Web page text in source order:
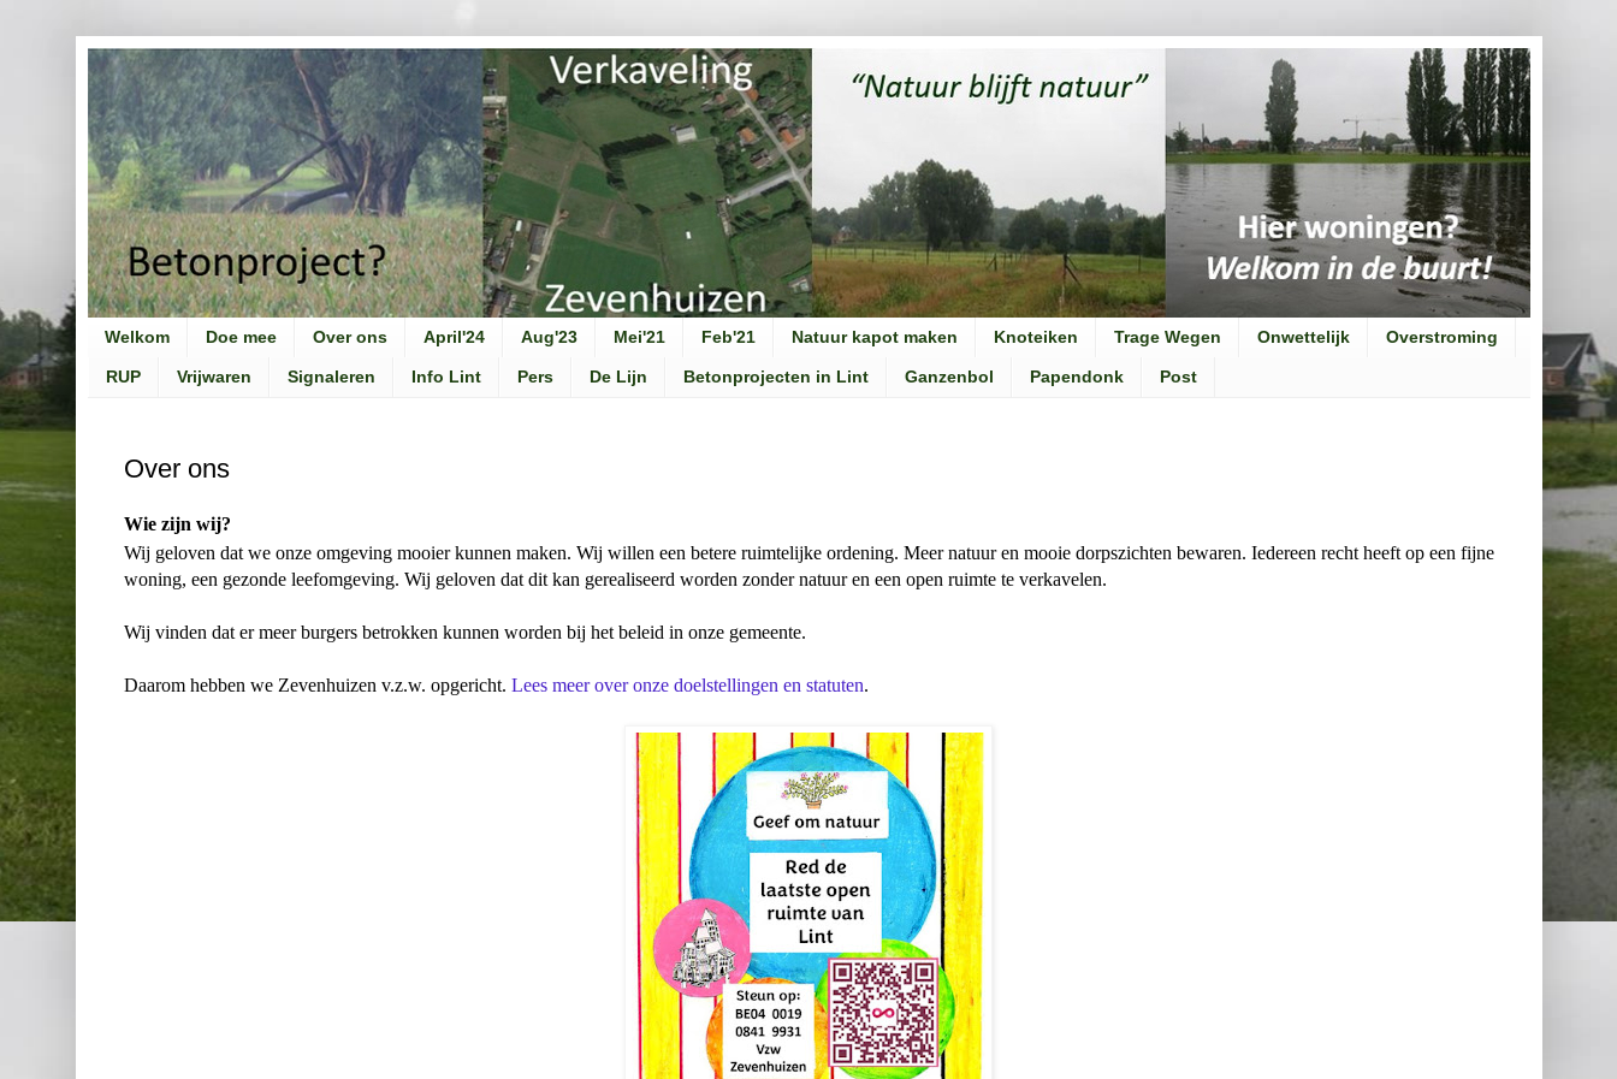
Welkom Doe mee Over ons April'24 Aug'23 Mei'21 Feb'21 Natuur kapot maken Knoteiken Trage Wegen Onwettelijk Overstroming
RUP Vrijwaren Signaleren Info Lint Pers De Lijn Betonprojecten in Lint Ganzenbol Papendonk Post
Over ons
Wie zijn wij?
Wij geloven dat we onze omgeving mooier kunnen maken. Wij willen een betere ruimtelijke ordening. Meer natuur en mooie dorpszichten bewaren. Iedereen recht heeft op een fijne
woning, een gezonde leefomgeving. Wij geloven dat dit kan gerealiseerd worden zonder natuur en een open ruimte te verkavelen.
Wij vinden dat er meer burgers betrokken kunnen worden bij het beleid in onze gemeente.
Daarom hebben we Zevenhuizen v.z.w. opgericht. Lees meer over onze doelstellingen en statuten.